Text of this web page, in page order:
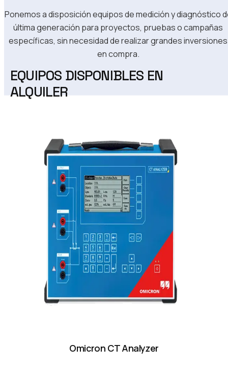
Ponemos a disposición equipos de medición y diagnóstico
última generación para proyectos, pruebas o campañas
específicas, sin necesidad de realizar grandes inversiones
en compra.
EQUIPOS DISPONIBLES EN
ALQUILER
Omicron CT Analyzer